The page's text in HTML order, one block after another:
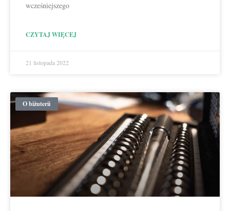
wcześniejszego
CZYTAJ WIĘCEJ
21 listopada 2022
O biżuterii